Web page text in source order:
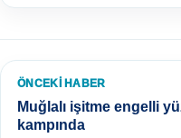
ÖNCEKI HABER
Muğlalı işitme engelli
kampında